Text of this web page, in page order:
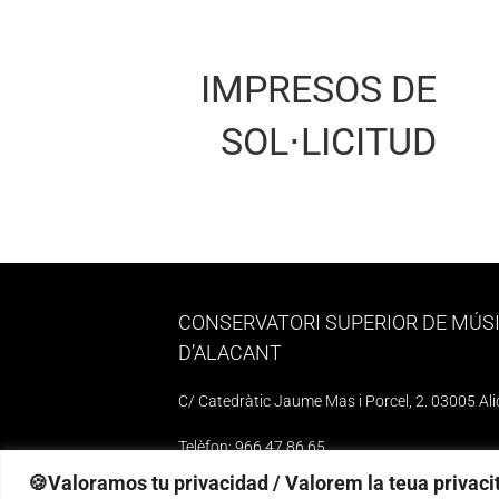
🍪Valoramos tu privacidad / Valorem la teua
IMPRESOS DE
SOL⋅LICITUD
CONSERVATORI SUPERIOR DE
D’ALACANT
C/ Catedràtic Jaume Mas i Porcel, 2. 03005
Telèfon: 966 47 86 65
e-mail: 03010739@iseacv.gva.es